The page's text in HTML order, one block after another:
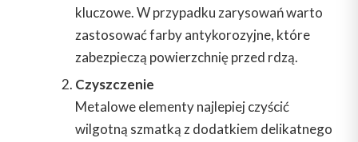
kluczowe. W przypadku zarysowań warto
zastosować farby antykorozyjne, które
zabezpieczą powierzchnię przed rdzą.
Czyszczenie
Metalowe elementy najlepiej czyścić
wilgotną szmatką z dodatkiem delikatnego